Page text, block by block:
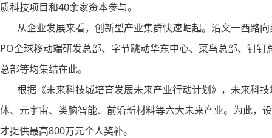
质科技项目和40余家资本参与。
从企业发展来看，创新型产业集群快速崛起。沿文一西路
PO全球移动端研发总部、字节跳动华东中心、菜鸟总部、钉
总部等均集结在此。
根据《未来科技城培育发展未来产业行动计划》，未来科
体、元宇宙、类脑智能、前沿新材料等六大未来产业。为此，
才提供最高800万元个人奖补。